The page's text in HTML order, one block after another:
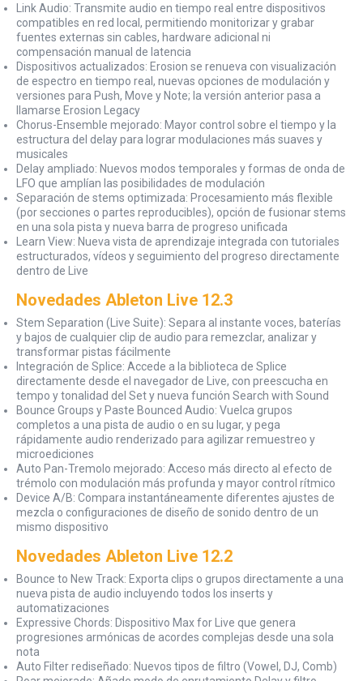
Link Audio: Transmite audio en tiempo real entre dispositivos
compatibles en red local, permitiendo monitorizar y grabar
fuentes externas sin cables, hardware adicional ni
compensación manual de latencia
Dispositivos actualizados: Erosion se renueva con visualización
de espectro en tiempo real, nuevas opciones de modulación y
versiones para Push, Move y Note; la versión anterior pasa a
llamarse Erosion Legacy
Chorus-Ensemble mejorado: Mayor control sobre el tiempo y la
estructura del delay para lograr modulaciones más suaves y
musicales
Delay ampliado: Nuevos modos temporales y formas de onda de
LFO que amplían las posibilidades de modulación
Separación de stems optimizada: Procesamiento más flexible
(por secciones o partes reproducibles), opción de fusionar stems
en una sola pista y nueva barra de progreso unificada
Learn View: Nueva vista de aprendizaje integrada con tutoriales
estructurados, vídeos y seguimiento del progreso directamente
dentro de Live
Novedades Ableton Live 12.3
Stem Separation (Live Suite): Separa al instante voces, baterías
y bajos de cualquier clip de audio para remezclar, analizar y
transformar pistas fácilmente
Integración de Splice: Accede a la biblioteca de Splice
directamente desde el navegador de Live, con preescucha en
tempo y tonalidad del Set y nueva función Search with Sound
Bounce Groups y Paste Bounced Audio: Vuelca grupos
completos a una pista de audio o en su lugar, y pega
rápidamente audio renderizado para agilizar remuestreo y
microediciones
Auto Pan-Tremolo mejorado: Acceso más directo al efecto de
trémolo con modulación más profunda y mayor control rítmico
Device A/B: Compara instantáneamente diferentes ajustes de
mezcla o configuraciones de diseño de sonido dentro de un
mismo dispositivo
Novedades Ableton Live 12.2
Bounce to New Track: Exporta clips o grupos directamente a una
nueva pista de audio incluyendo todos los inserts y
automatizaciones
Expressive Chords: Dispositivo Max for Live que genera
progresiones armónicas de acordes complejas desde una sola
nota
Auto Filter rediseñado: Nuevos tipos de filtro (Vowel, DJ, Comb)